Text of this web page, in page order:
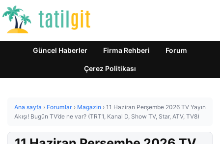
Güncel Haberler Firma Rehberi Forum
Çerez Politikası
Ana sayfa › Forumlar › Magazin › 11 Haziran Perşembe 2026 TV Yayın
Akışı! Bugün TV’de ne var? (TRT1, Kanal D, Show TV, Star, ATV, TV8)